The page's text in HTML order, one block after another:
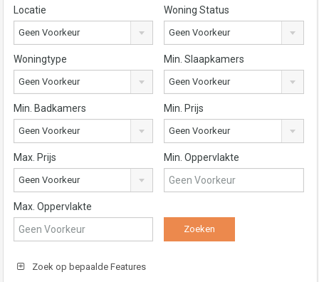
Locatie
Geen Voorkeur
Woning Status
Geen Voorkeur
Woningtype
Geen Voorkeur
Min. Slaapkamers
Geen Voorkeur
Min. Badkamers
Geen Voorkeur
Min. Prijs
Geen Voorkeur
Max. Prijs
Geen Voorkeur
Min. Oppervlakte
Max. Oppervlakte
Zoek op bepaalde Features